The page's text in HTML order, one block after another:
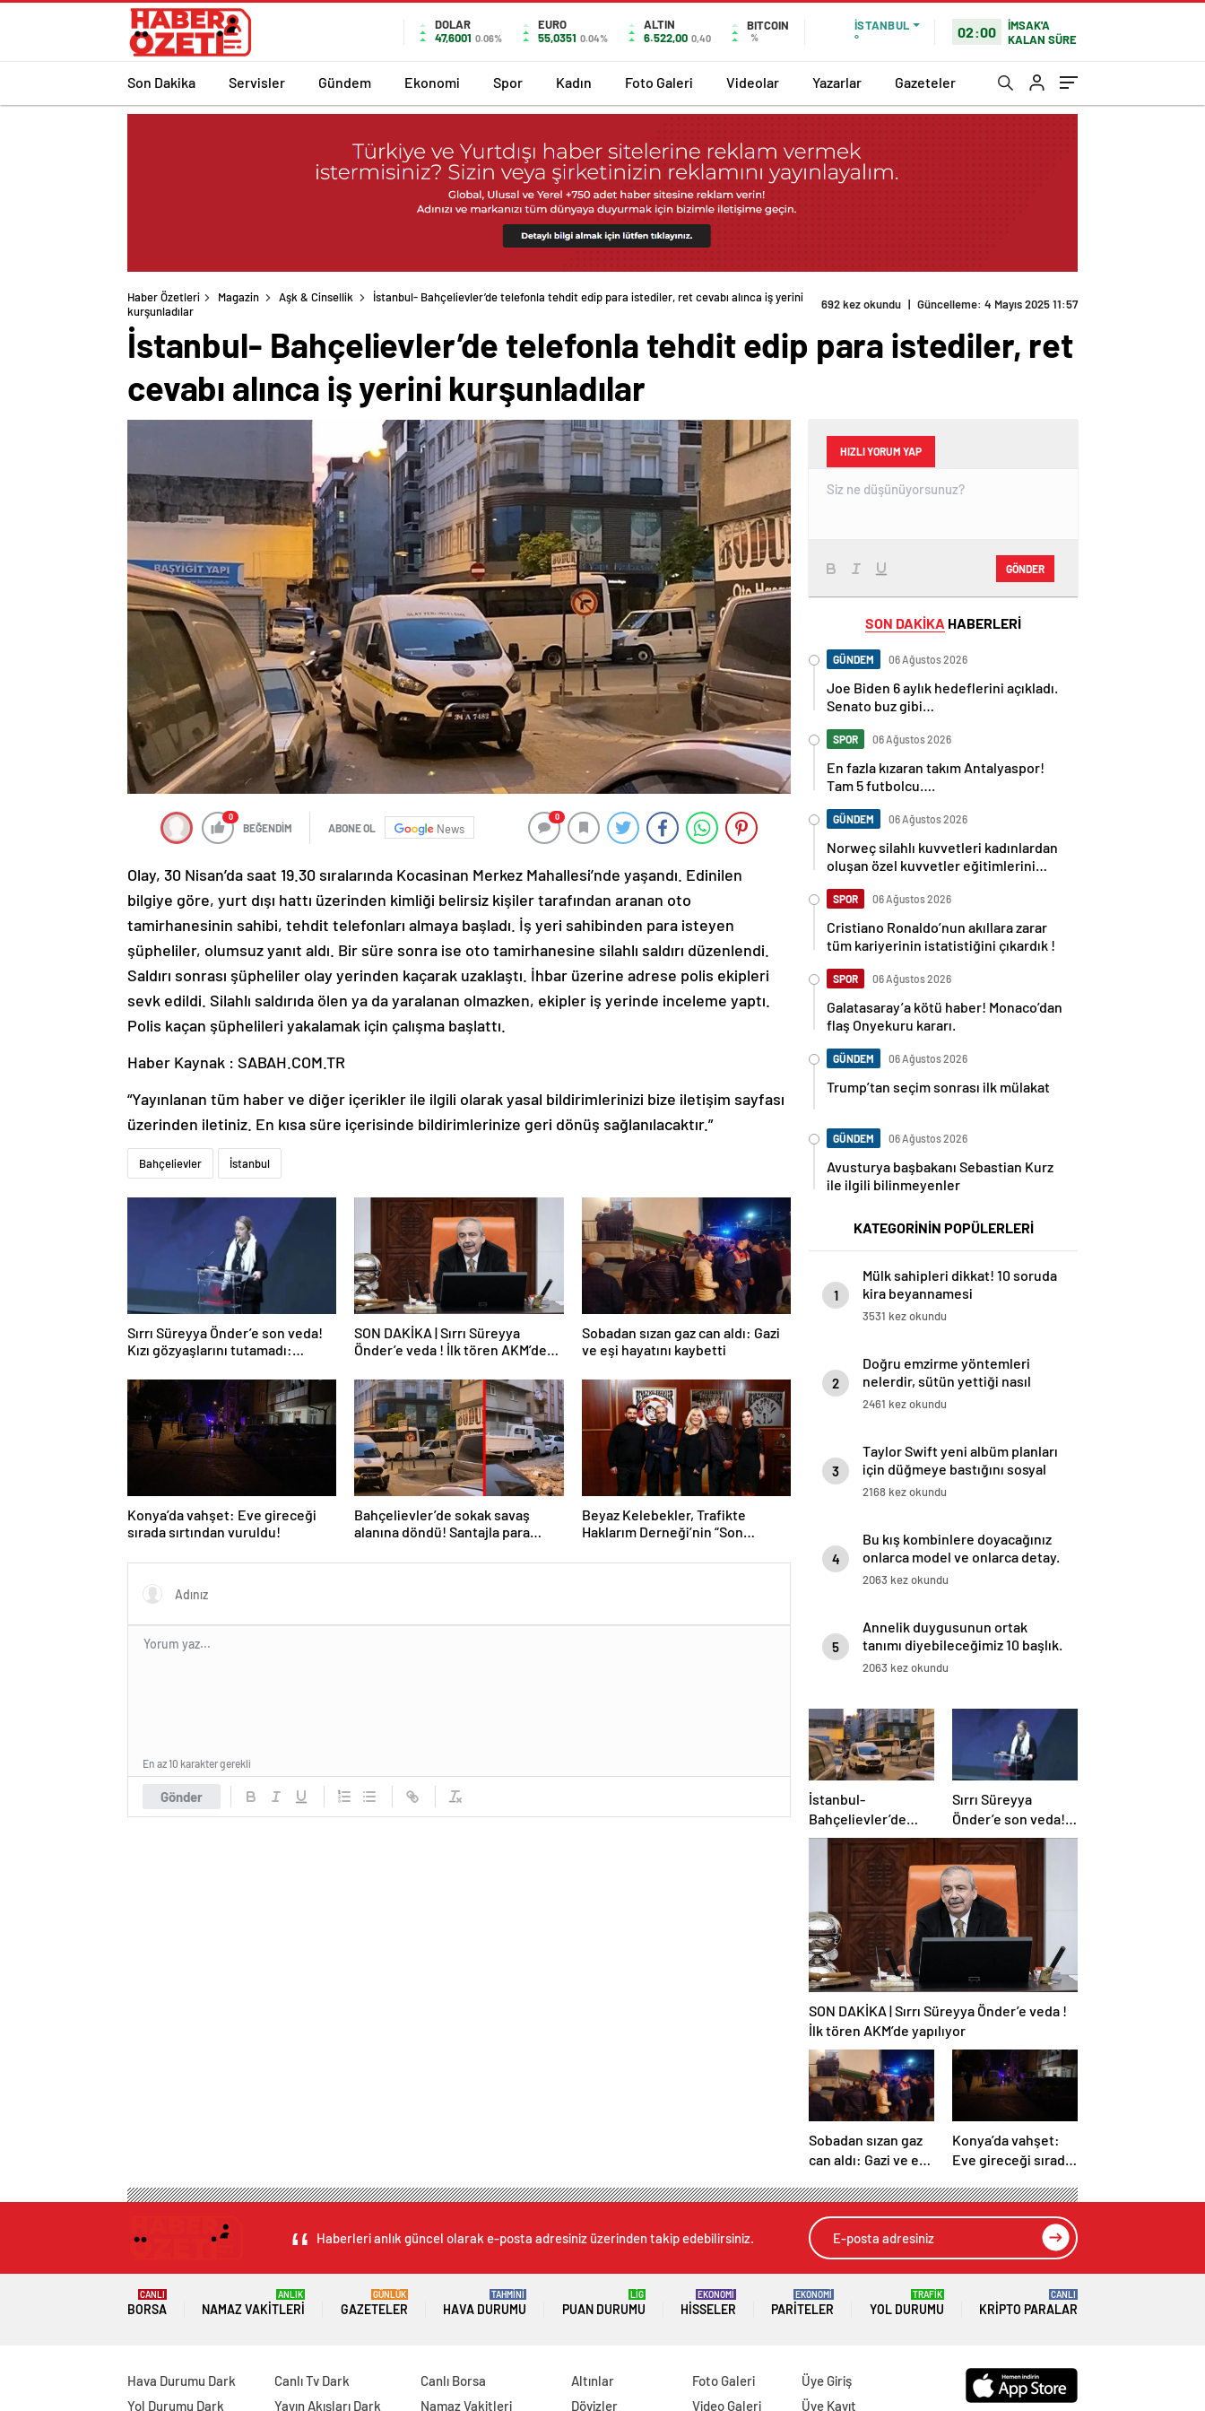
DOLAR
47,6001 0.06%
EURO
55,0351 0.04%
ALTIN
6.522,00 0,40
BITCOIN
%
İSTANBUL
°
02:00
İMSAK'A
KALAN SÜRE
Son Dakika Servisler Gündem Ekonomi Spor Kadın Foto Galeri Videolar Yazarlar Gazeteler
Haber Özetleri Magazin Aşk & Cinsellik
İstanbul- Bahçelievler’de telefonla tehdit edip para istediler, ret cevabı alınca iş yerini
kurşunladılar
692 kez okundu | Güncelleme: 4 Mayıs 2025 11:57
İstanbul- Bahçelievler’de telefonla tehdit edip para istediler, ret
cevabı alınca iş yerini kurşunladılar
0
BEĞENDİM ABONE OL News
0
Olay, 30 Nisan’da saat 19.30 sıralarında Kocasinan Merkez Mahallesi’nde yaşandı. Edinilen
bilgiye göre, yurt dışı hattı üzerinden kimliği belirsiz kişiler tarafından aranan oto
tamirhanesinin sahibi, tehdit telefonları almaya başladı. İş yeri sahibinden para isteyen
şüpheliler, olumsuz yanıt aldı. Bir süre sonra ise oto tamirhanesine silahlı saldırı düzenlendi.
Saldırı sonrası şüpheliler olay yerinden kaçarak uzaklaştı. İhbar üzerine adrese polis ekipleri
sevk edildi. Silahlı saldırıda ölen ya da yaralanan olmazken, ekipler iş yerinde inceleme yaptı.
Polis kaçan şüphelileri yakalamak için çalışma başlattı.
Haber Kaynak : SABAH.COM.TR
“Yayınlanan tüm haber ve diğer içerikler ile ilgili olarak yasal bildirimlerinizi bize iletişim sayfası
üzerinden iletiniz. En kısa süre içerisinde bildirimlerinize geri dönüş sağlanılacaktır.”
Bahçelievler İstanbul
Sırrı Süreyya Önder’e son veda!
Kızı gözyaşlarını tutamadı:
SON DAKİKA | Sırrı Süreyya
Önder’e veda ! İlk tören AKM’de
Sobadan sızan gaz can aldı: Gazi
ve eşi hayatını kaybetti
Konya’da vahşet: Eve gireceği
sırada sırtından vuruldu!
Bahçelievler’de sokak savaş
alanına döndü! Santajla para
Beyaz Kelebekler, Trafikte
Haklarım Derneği’nin “Son
Gönder
En az 10 karakter gerekli
HIZLI YORUM YAP
GÖNDER
SON DAKİKA HABERLERİ
GÜNDEM 06 Ağustos 2026
Joe Biden 6 aylık hedeflerini açıkladı.
Senato buz gibi…
SPOR 06 Ağustos 2026
En fazla kızaran takım Antalyaspor!
Tam 5 futbolcu….
GÜNDEM 06 Ağustos 2026
Norweç silahlı kuvvetleri kadınlardan
oluşan özel kuvvetler eğitimlerini
SPOR 06 Ağustos 2026
Cristiano Ronaldo’nun akıllara zarar
tüm kariyerinin istatistiğini çıkardık !
SPOR 06 Ağustos 2026
Galatasaray’a kötü haber! Monaco’dan
flaş Onyekuru kararı.
GÜNDEM 06 Ağustos 2026
Trump’tan seçim sonrası ilk mülakat
GÜNDEM 06 Ağustos 2026
Avusturya başbakanı Sebastian Kurz
ile ilgili bilinmeyenler
KATEGORİNİN POPÜLERLERİ
1
Mülk sahipleri dikkat! 10 soruda
kira beyannamesi
3531 kez okundu
2
Doğru emzirme yöntemleri
nelerdir, sütün yettiği nasıl
anlaşılır?
2461 kez okundu
3
Taylor Swift yeni albüm planları
için düğmeye bastığını sosyal
medyadan duyurdu!
2168 kez okundu
4
Bu kış kombinlere doyacağınız
onlarca model ve onlarca detay.
2063 kez okundu
5
Annelik duygusunun ortak
tanımı diyebileceğimiz 10 başlık.
2063 kez okundu
İstanbul-
Bahçelievler’de
telefonla tehdit
edip para istediler,
ret cevabı alınca iş
yerini kurşunladılar
Sırrı Süreyya
Önder’e son veda!
Kızı gözyaşlarını
tutamadı: Hayatın
tüm rengi gitti
baba…
SON DAKİKA | Sırrı Süreyya Önder’e veda !
İlk tören AKM’de yapılıyor
Sobadan sızan gaz
can aldı: Gazi ve eşi
Konya’da vahşet:
Eve gireceği sırada
Haberleri anlık güncel olarak e-posta adresiniz üzerinden takip edebilirsiniz.
BORSA
CANLI
NAMAZ VAKITLERI
ANLIK
GAZETELER
GÜNLÜK
HAVA DURUMU
TAHMİNİ
PUAN DURUMU
LİG
HISSELER
EKONOMİ
PARITELER
EKONOMİ
YOL DURUMU
TRAFİK
KRIPTO PARALAR
CANLI
Hava Durumu Dark
Yol Durumu Dark
Canlı Tv Dark
Yayın Akışları Dark
Canlı Borsa
Namaz Vakitleri
Altınlar
Dövizler
Foto Galeri
Video Galeri
Üye Giriş
Üye Kayıt